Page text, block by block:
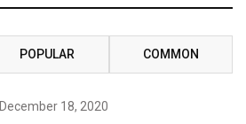
POPULAR COMMON
December 18, 2020